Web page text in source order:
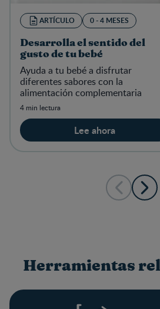
ARTÍCULO 0 - 4 MESES
Desarrolla el sentido del
gusto de tu bebé
Ayuda a tu bebé a disfrutar
diferentes sabores con la
alimentación complementaria
4 min lectura
Lee ahora
Herramientas